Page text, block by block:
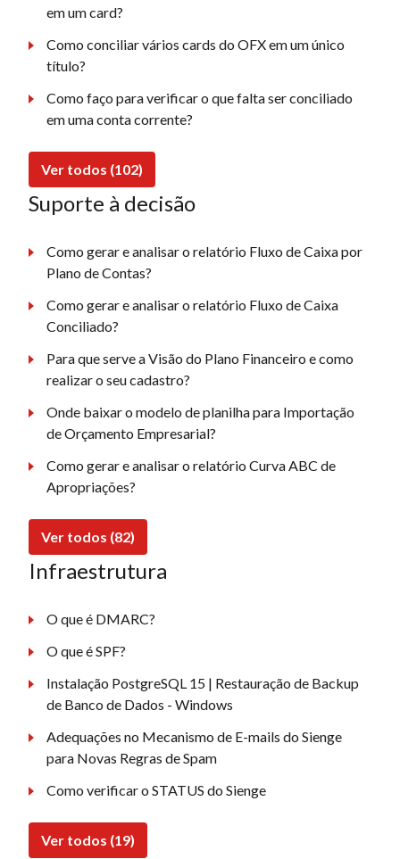
em um card?
Como conciliar vários cards do OFX em um único
título?
Como faço para verificar o que falta ser conciliado
em uma conta corrente?
Ver todos (102)
Suporte à decisão
Como gerar e analisar o relatório Fluxo de Caixa por
Plano de Contas?
Como gerar e analisar o relatório Fluxo de Caixa
Conciliado?
Para que serve a Visão do Plano Financeiro e como
realizar o seu cadastro?
Onde baixar o modelo de planilha para Importação
de Orçamento Empresarial?
Como gerar e analisar o relatório Curva ABC de
Apropriações?
Ver todos (82)
Infraestrutura
O que é DMARC?
O que é SPF?
Instalação PostgreSQL 15 | Restauração de Backup
de Banco de Dados - Windows
Adequações no Mecanismo de E-mails do Sienge
para Novas Regras de Spam
Como verificar o STATUS do Sienge
Ver todos (19)